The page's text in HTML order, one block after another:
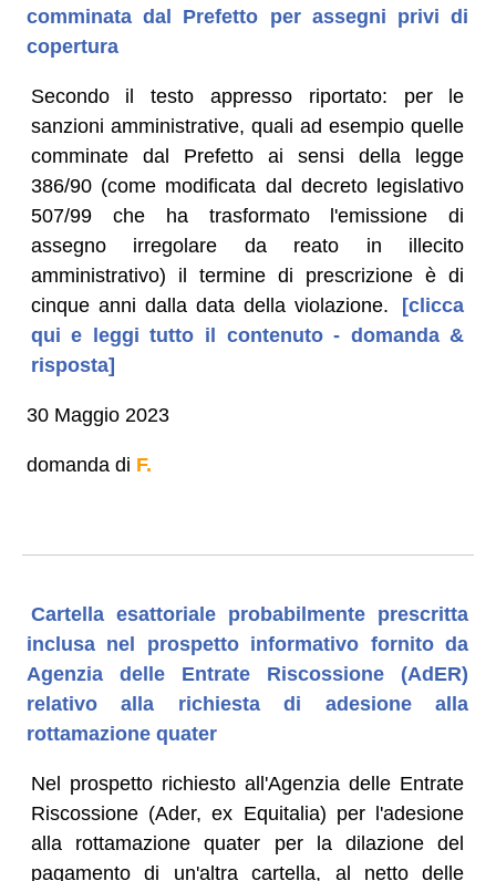
comminata dal Prefetto per assegni privi di
copertura
Secondo il testo appresso riportato: per le
sanzioni amministrative, quali ad esempio quelle
comminate dal Prefetto ai sensi della legge
386/90 (come modificata dal decreto legislativo
507/99 che ha trasformato l'emissione di
assegno irregolare da reato in illecito
amministrativo) il termine di prescrizione è di
cinque anni dalla data della violazione.
[clicca
qui e leggi tutto il contenuto - domanda &
risposta]
30 Maggio 2023
domanda di F.
Cartella esattoriale probabilmente prescritta
inclusa nel prospetto informativo fornito da
Agenzia delle Entrate Riscossione (AdER)
relativo alla richiesta di adesione alla
rottamazione quater
Nel prospetto richiesto all'Agenzia delle Entrate
Riscossione (Ader, ex Equitalia) per l'adesione
alla rottamazione quater per la dilazione del
pagamento di un'altra cartella, al netto delle